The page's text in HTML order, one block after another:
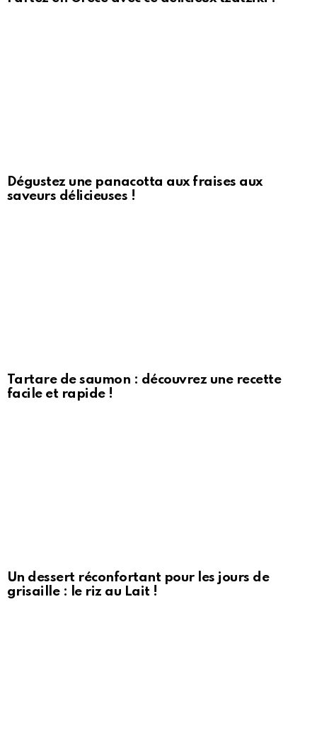
Dégustez une panacotta aux fraises aux
saveurs délicieuses !
Tartare de saumon : découvrez une recette
facile et rapide !
Un dessert réconfortant pour les jours de
grisaille : le riz au Lait !